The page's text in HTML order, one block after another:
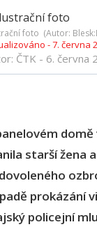
foto (Autor:
-7. června
ČTK - 6. června
starší žena
prokázání
policejní